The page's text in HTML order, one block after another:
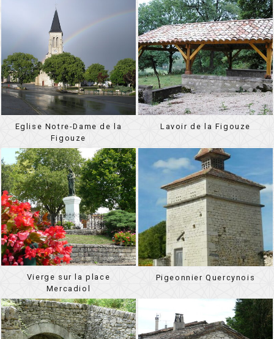
Eglise Notre-Dame de la
Figouze
Lavoir de la Figouze
Vierge sur la place
Mercadiol
Pigeonnier Quercynois